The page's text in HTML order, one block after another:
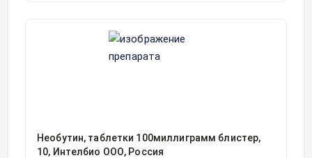
Необутин, таблетки 100миллиграмм блистер,
10, Интелбио ООО, Россия